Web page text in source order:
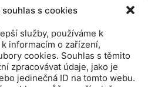
s cookies
služby, používáme k
informacím o zařízení,
cookies. Souhlas s těmito
zpracovávat údaje, jako je
jedinečná ID na tomto webu.